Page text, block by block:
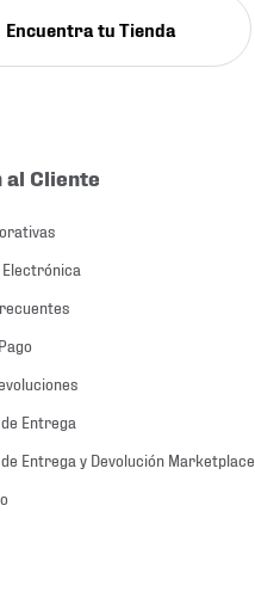
Encuentra tu Tienda
al Cliente
Entrega
Entrega y Devolución Marketplace